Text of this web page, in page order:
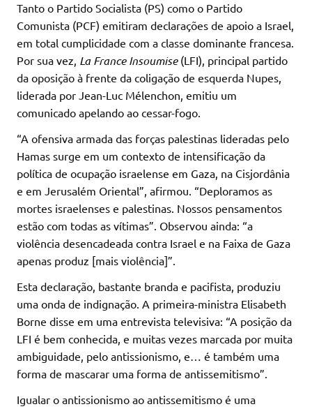
Tanto o Partido Socialista (PS) como o Partido
Comunista (PCF) emitiram declarações de apoio a Israel,
em total cumplicidade com a classe dominante francesa.
Por sua vez, La France Insoumise(LFI), principal partido
da oposição à frente da coligação de esquerda Nupes,
liderada por Jean-Luc Mélenchon, emitiu um
comunicado apelando ao cessar-fogo.
“A ofensiva armada das forças palestinas lideradas pelo
Hamas surge em um contexto de intensificação da
política de ocupação israelense em Gaza, na Cisjordânia
e em Jerusalém Oriental”, afirmou. “Deploramos as
mortes israelenses e palestinas. Nossos pensamentos
estão com todas as vítimas”. Observou ainda: “a
violência desencadeada contra Israel e na Faixa de Gaza
apenas produz [mais violência]”.
Esta declaração, bastante branda e pacifista, produziu
uma onda de indignação. A primeira-ministra Elisabeth
Borne disse em uma entrevista televisiva: “A posição da
LFI é bem conhecida, e muitas vezes marcada por muita
ambiguidade, pelo antissionismo, e… é também uma
forma de mascarar uma forma de antissemitismo”.
Igualar o antissionismo ao antissemitismo é uma